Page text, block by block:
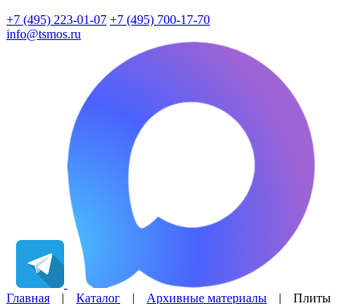
+7 (495) 223-01-07 +7 (495) 700-17-70
info@tsmos.ru
Главная | Каталог | Архивные материалы | Плиты